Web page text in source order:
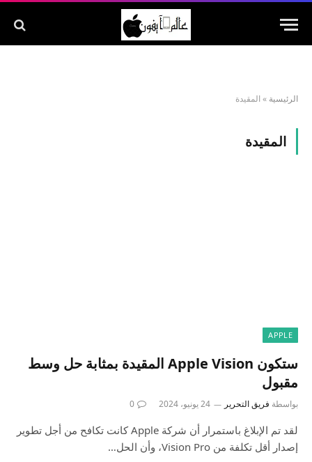
الرئيسية » المقيدة
المقيدة
APPLE
ستكون Apple Vision المقيدة بمثابة حل وسط
مقبول
بواسطة فريق التحرير 24 يونيو، 2024 0
لقد تم الإبلاغ باستمرار أن شركة Apple كانت تكافح من أجل تطوير
إصدار أقل تكلفة من Vision Pro، وأن الحل…